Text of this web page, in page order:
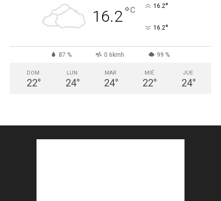
16.2°C 16.2°
16.2°
87 % 0.6kmh 99 %
DOM
22°
LUN
24°
MAR
24°
MIÉ
22°
JUE
24°